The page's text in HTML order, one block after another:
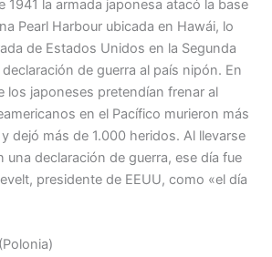
1941 la armada japonesa atacó la base
Pearl Harbour ubicada en Hawái, lo
de Estados Unidos en la Segunda
de guerra al país nipón. En
los japoneses pretendían frenar al
en el Pacífico murieron más
dejó más de 1.000 heridos. Al llevarse
una declaración de guerra, ese día fue
presidente de EEUU, como «el día